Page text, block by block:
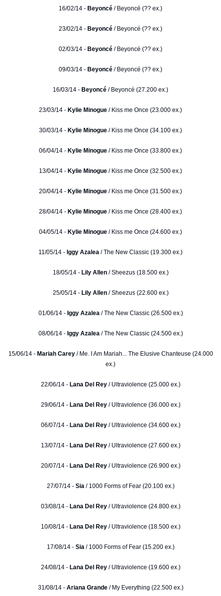
16/02/14 - Beyoncé / Beyoncé (?? ex.)
23/02/14 - Beyoncé / Beyoncé (?? ex.)
02/03/14 - Beyoncé / Beyoncé (?? ex.)
09/03/14 - Beyoncé / Beyoncé (?? ex.)
16/03/14 - Beyoncé / Beyoncé (27.200 ex.)
23/03/14 - Kylie Minogue / Kiss me Once (23.000 ex.)
30/03/14 - Kylie Minogue / Kiss me Once (34.100 ex.)
06/04/14 - Kylie Minogue / Kiss me Once (33.800 ex.)
13/04/14 - Kylie Minogue / Kiss me Once (32.500 ex.)
20/04/14 - Kylie Minogue / Kiss me Once (31.500 ex.)
28/04/14 - Kylie Minogue / Kiss me Once (28.400 ex.)
04/05/14 - Kylie Minogue / Kiss me Once (24.600 ex.)
11/05/14 - Iggy Azalea / The New Classic (19.300 ex.)
18/05/14 - Lily Allen/ Sheezus (18.500 ex.)
25/05/14 - Lily Allen/ Sheezus (22.600 ex.)
01/06/14 - Iggy Azalea/ The New Classic (26.500 ex.)
08/06/14 - Iggy Azalea/ The New Classic (24.500 ex.)
15/06/14 - Mariah Carey/ Me. I Am Mariah... The Elusive Chanteuse (24.000
ex.)
22/06/14 - Lana Del Rey/ Ultraviolence (25.000 ex.)
29/06/14 - Lana Del Rey / Ultraviolence (36.000 ex.)
06/07/14 - Lana Del Rey/ Ultraviolence (34.600 ex.)
13/07/14 -Lana Del Rey / Ultraviolence (27.600 ex.)
20/07/14 -Lana Del Rey/ Ultraviolence (26.900 ex.)
27/07/14 - Sia / 1000 Forms of Fear (20.100 ex.)
03/08/14 - Lana Del Rey / Ultraviolence (24.800 ex.)
10/08/14 - Lana Del Rey/ Ultraviolence (18.500 ex.)
17/08/14 - Sia / 1000 Forms of Fear (15.200 ex.)
24/08/14 -Lana Del Rey/ Ultraviolence (19.600 ex.)
31/08/14 - Ariana Grande/ My Everything (22.500 ex.)